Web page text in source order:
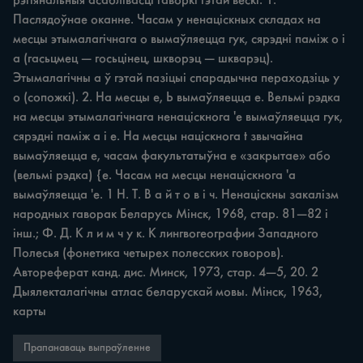
Паслядоўнае оканне. Часам у ненаціскных складах на
месцы этымалагічнага о вымаўляецца гук, сярэдні паміж о i
а (гасьцмец — госьцінец, шкворэц — шкварэц).
Этымалагічны a ў гэтай пазіцыі спарадычна пераходзіць у
о (сопожкі). 2. На месцы e, Ь вымаўляецца e. Вельмі рэдка
на месцы этымалагічнага ненаціскнога 'e вымаўляецца гук,
сярэдні паміж a i e. На месцы націскнога t звычайна
вымаўляецца e, часам факультатыўна e «закрытае» або
(вельмі рэдка) {е. Часам на месцы ненаціскнога 'a
вымаўляецца 'e. 1 H. T. В a й т о в i ч. Ненаціскны закалізм
народных гаворак Беларусь Мінск, 1968, стар. 81—82 i
інш.; Ф. Д. К л и м ч у к. К лингвогеографии Западного
Полесья (фонетика четырех полесских говоров).
Автореферат канд. дис. Минск, 1973, стар. 4—5, 20. 2
Дыялекталагічны атлас беларускай мовы. Мінск, 1963,
карты
Прапанаваць выпраўленне